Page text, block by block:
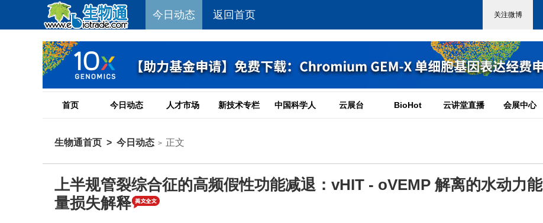
今日动态 返回首页
首页 今日动态 人才市场 新技术专栏 中国科学人 云展台 BioHot 云讲堂直播 会展中心
生物通首页 > 今日动态 > 正文
上半规管裂综合征的高频假性功能减退：vHIT - oVEMP 解离的水动力能
量损失解释